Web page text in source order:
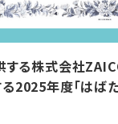
る株式会社
2025年度「は